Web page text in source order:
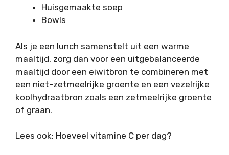
Huisgemaakte soep
Bowls
Als je een lunch samenstelt uit een warme
maaltijd, zorg dan voor een uitgebalanceerde
maaltijd door een eiwitbron te combineren met
een niet-zetmeelrijke groente en een vezelrijke
koolhydraatbron zoals een zetmeelrijke groente
of graan.
Lees ook: Hoeveel vitamine C per dag?